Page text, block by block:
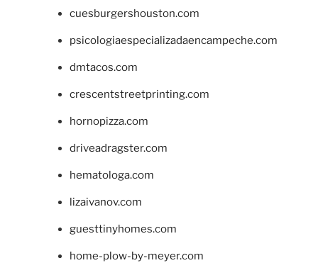
cuesburgershouston.com
psicologiaespecializadaencampeche.com
dmtacos.com
crescentstreetprinting.com
hornopizza.com
driveadragster.com
hematologa.com
lizaivanov.com
guesttinyhomes.com
home-plow-by-meyer.com